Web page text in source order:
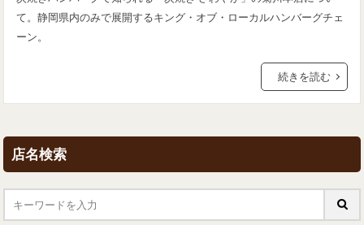
て。静岡県内のみで展開するキング・オブ・ローカルハンバーグチェ
ーン。
続きを読む
店名検索